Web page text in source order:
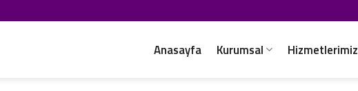
Anasayfa Kurumsal Hizmetlerimiz